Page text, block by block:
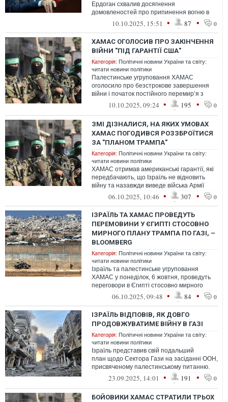
Ердоган схвалив досягнення
домовленостей про припинення вогню в
секторі Газа10.10.2025, 15:51 • 87 • 0
ХАМАС ОГОЛОСИВ ПРО ЗАКІНЧЕННЯ
ВІЙНИ "ПІД ГАРАНТІЇ США"
Категорія: Політичні новини України та світу:
читати новини політики
Палестинське угруповання ХАМАС
оголосило про безстрокове завершення
війни і початок постійного перемир’я з
Ізраїлем10.10.2025, 09:24 • 195 • 0
ЗМІ ДІЗНАЛИСЯ, НА ЯКИХ УМОВАХ
ХАМАС ПОГОДИВСЯ РОЗЗБРОЇТИСЯ
ЗА "ПЛАНОМ ТРАМПА"
Категорія: Політичні новини України та світу:
читати новини політики
ХАМАС отримав американські гарантії, які
передбачають, що Ізраїль не відновить
війну та назавжди виведе війська Армії
оборони Ізраїлю з сектору Гази, ...
06.10.2025, 10:46 • 307 • 0
ІЗРАЇЛЬ ТА ХАМАС ПРОВЕДУТЬ
ПЕРЕМОВИНИ У ЄГИПТІ СТОСОВНО
МИРНОГО ПЛАНУ ТРАМПА ПО ГАЗІ, –
BLOOMBERG
Категорія: Політичні новини України та світу:
читати новини політики
Ізраїль та палестинське угруповання
ХАМАС у понеділок, 6 жовтня, проведуть
переговори в Єгипті стосовно мирного
плану президента США Дональда Трампа
06.10.2025, 09:48 • 84 • 0
ІЗРАЇЛЬ ВІДПОВІВ, ЯК ДОВГО
ПРОДОВЖУВАТИМЕ ВІЙНУ В ГАЗІ
Категорія: Політичні новини України та світу:
читати новини політики
Ізраїль представив свій подальший
план щодо Сектора Гази на засіданні ООН,
присвяченому палестинському питанню.
Країна заявила, що продовжуватиме війс...
23.09.2025, 14:01 • 191 • 0
БОЙОВИКИ ХАМАС СТРАТИЛИ ТРЬОХ